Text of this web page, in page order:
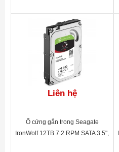
Liên hệ
Ổ cứng gắn trong Seagate
IronWolf 12TB 7.2 RPM SATA 3.5",